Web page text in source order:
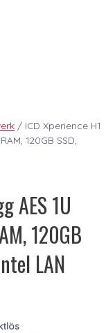
/ ICD Xperience H1
120GB SSD,
AES 1U
120GB
LAN